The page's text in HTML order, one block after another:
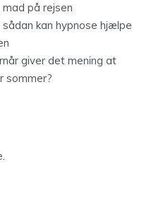
på rejsen
kan hypnose hjælpe
giver det mening at
sommer?